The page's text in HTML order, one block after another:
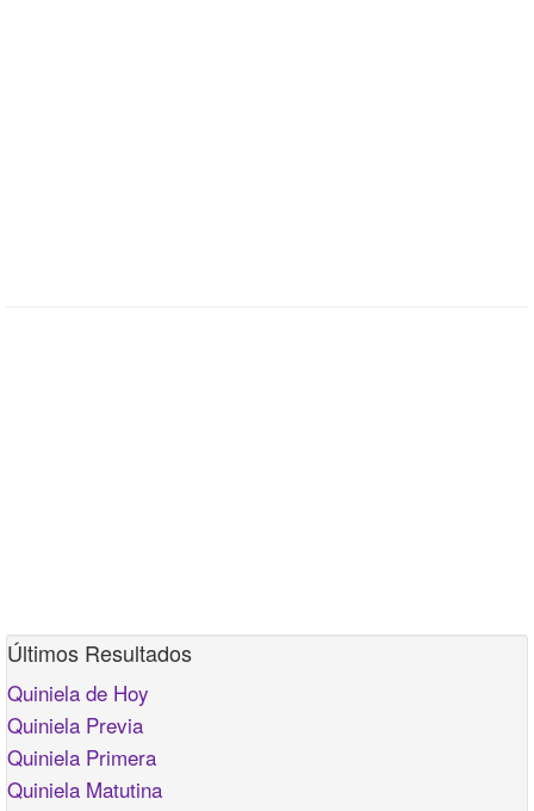
Últimos Resultados
Quiniela de Hoy
Quiniela Previa
Quiniela Primera
Quiniela Matutina